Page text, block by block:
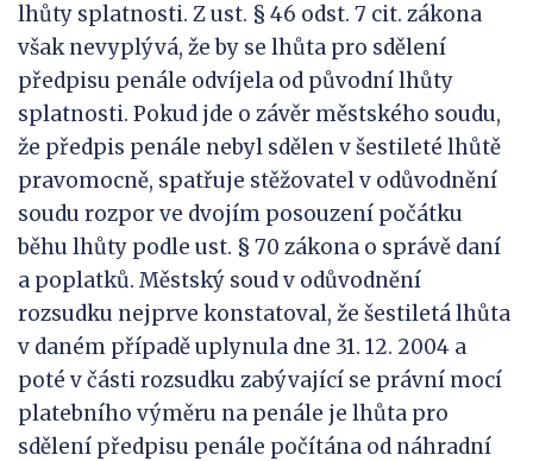
lhůty splatnosti. Z ust. § 46 odst. 7 cit. zákona
však nevyplývá, že by se lhůta pro sdělení
předpisu penále odvíjela od původní lhůty
splatnosti. Pokud jde o závěr městského soudu,
že předpis penále nebyl sdělen v šestileté lhůtě
pravomocně, spatřuje stěžovatel v odůvodnění
soudu rozpor ve dvojím posouzení počátku
běhu lhůty podle ust. § 70 zákona o správě daní
a poplatků. Městský soud v odůvodnění
rozsudku nejprve konstatoval, že šestiletá lhůta
v daném případě uplynula dne 31. 12. 2004 a
poté v části rozsudku zabývající se právní mocí
platebního výměru na penále je lhůta pro
sdělení předpisu penále počítána od náhradní